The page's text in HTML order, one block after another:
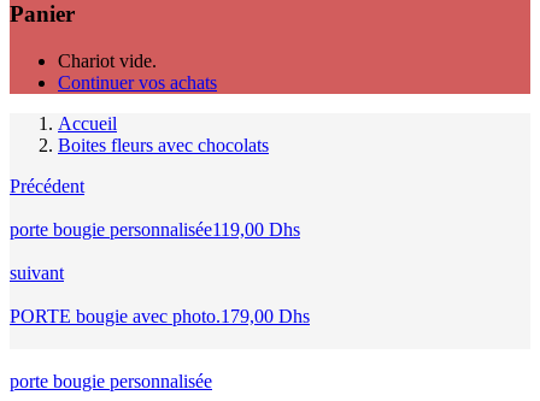
Panier
Chariot vide.
Continuer vos achats
Accueil
Boites fleurs avec chocolats
Précédent
porte bougie personnalisée119,00 Dhs
suivant
PORTE bougie avec photo.179,00 Dhs
porte bougie personnalisée